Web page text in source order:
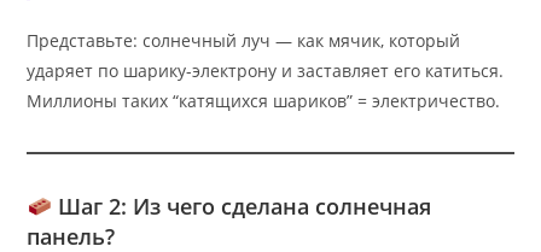
Представьте: солнечный луч — как мячик, который
ударяет по шарику-электрону и заставляет его катиться.
Миллионы таких “катящихся шариков” = электричество.
Шаг 2: Из чего сделана солнечная
панель?